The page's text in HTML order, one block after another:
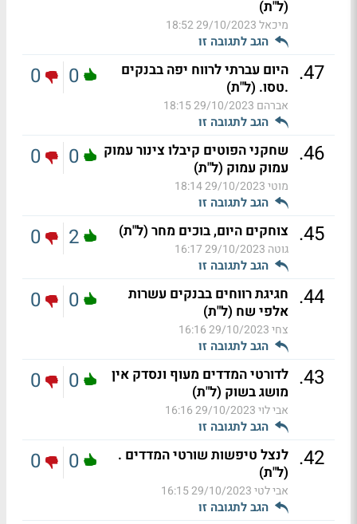
(ל"ת)
מיכאל29/10/2023 18:52
הגב לתגובה זו
47
. היום עברתי לרווח יפה בבנקים
.טסו. (ל"ת)
אברהם 29/10/2023 18:15
הגב לתגובה זו
0
0
46
. שחקני הפוטים קיבלו צינור עמוק
עמוק עמוק (ל"ת)
מוטי29/10/2023 18:14
הגב לתגובה זו
0
0
45
. צוחקים היום, בוכים מחר (ל"ת)
גוטה 29/10/2023 16:17
הגב לתגובה זו
2
0
44
. חגיגת רווחים בבנקים עשרות
אלפי שח (ל"ת)
צחי29/10/2023 16:16
הגב לתגובה זו
0
0
43
. לדורטי המדדים מעוף ונסדק אין
מושג בשוק (ל"ת)
אבי לוי29/10/2023 16:16
הגב לתגובה זו
0
0
42
. לנצל טיפשות שורטי המדדים .
(ל"ת)
אבי לטי29/10/2023 16:15
הגב לתגובה זו
0
0